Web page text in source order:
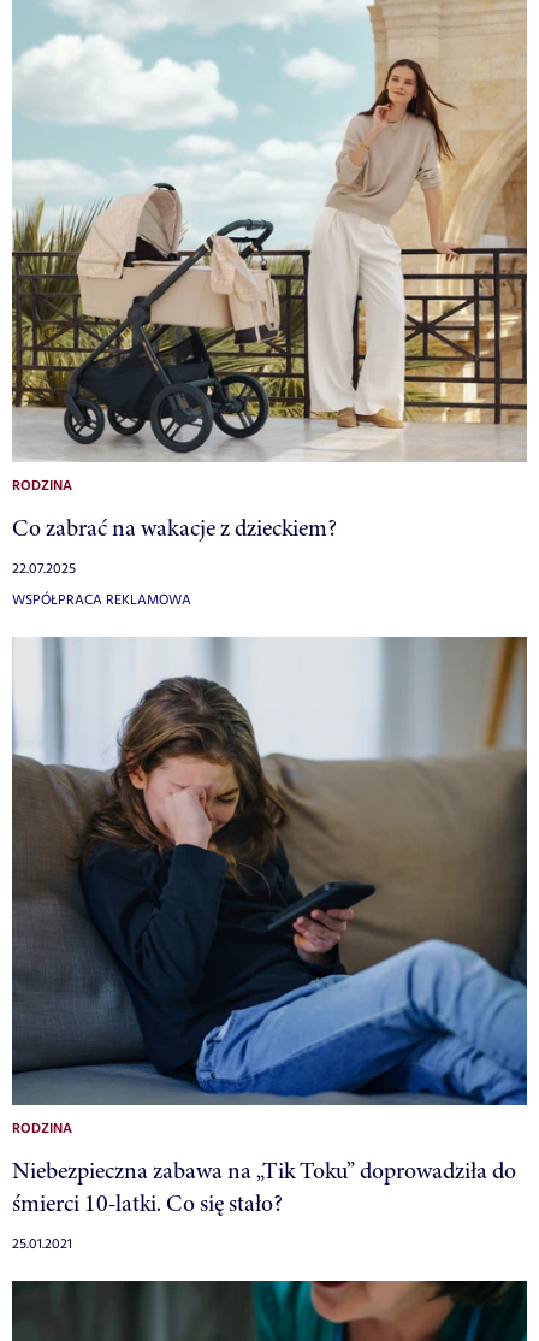
RODZINA
Co zabrać na wakacje z dzieckiem?
22.07.2025
WSPÓŁPRACA REKLAMOWA
RODZINA
Niebezpieczna zabawa na „Tik Toku” doprowadziła do
śmierci 10-latki. Co się stało?
25.01.2021